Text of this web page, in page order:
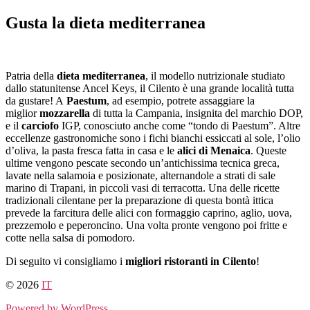
Salta
al
Gusta la dieta mediterranea
Patria della dieta mediterranea, il modello nutrizionale studiato
dallo statunitense Ancel Keys, il Cilento è una grande località tutta
da gustare! A Paestum, ad esempio, potrete assaggiare la
migliormozzarella di tutta la Campania, insignita del marchio DOP,
e il carciofo IGP, conosciuto anche come “tondo di Paestum”. Altre
eccellenze gastronomiche sono i fichi bianchi essiccati al sole, l’olio
d’oliva, la pasta fresca fatta in casa e le alici di Menaica. Queste
ultime vengono pescate secondo un’antichissima tecnica greca,
lavate nella salamoia e posizionate, alternandole a strati di sale
marino di Trapani, in piccoli vasi di terracotta. Una delle ricette
tradizionali cilentane per la preparazione di questa bontà ittica
prevede la farcitura delle alici con formaggio caprino, aglio, uova,
prezzemolo e peperoncino. Una volta pronte vengono poi fritte e
cotte nella salsa di pomodoro.
Di seguito vi consigliamo i migliori ristoranti in Cilento!
© 2026 IT